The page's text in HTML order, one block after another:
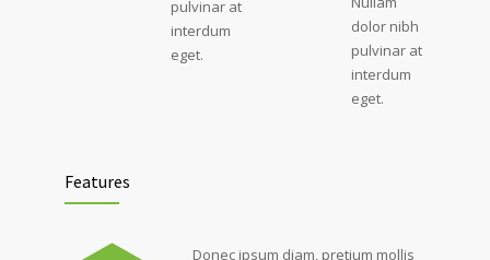
pulvinar at
interdum
eget.
dolor nibh
pulvinar at
interdum
eget.
Features
Donec ipsum diam, pretium mollis